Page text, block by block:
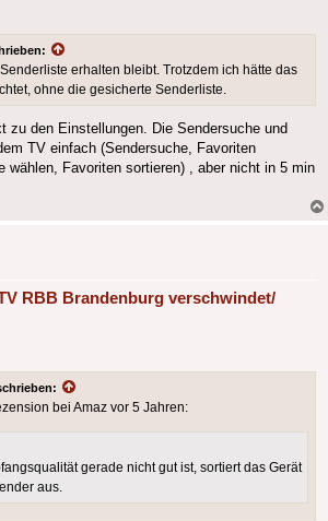
erhalten bleibt. Trotzdem ich hätte das
ohne die gesicherte Senderliste.
zu den Einstellungen. Die Sendersuche und
TV einfach (Sendersuche, Favoriten
wählen, Favoriten sortieren) , aber nicht in 5 min
RBB Brandenburg verschwindet/
bei Amaz vor 5 Jahren:
gerade nicht gut ist, sortiert das Gerät
aus.